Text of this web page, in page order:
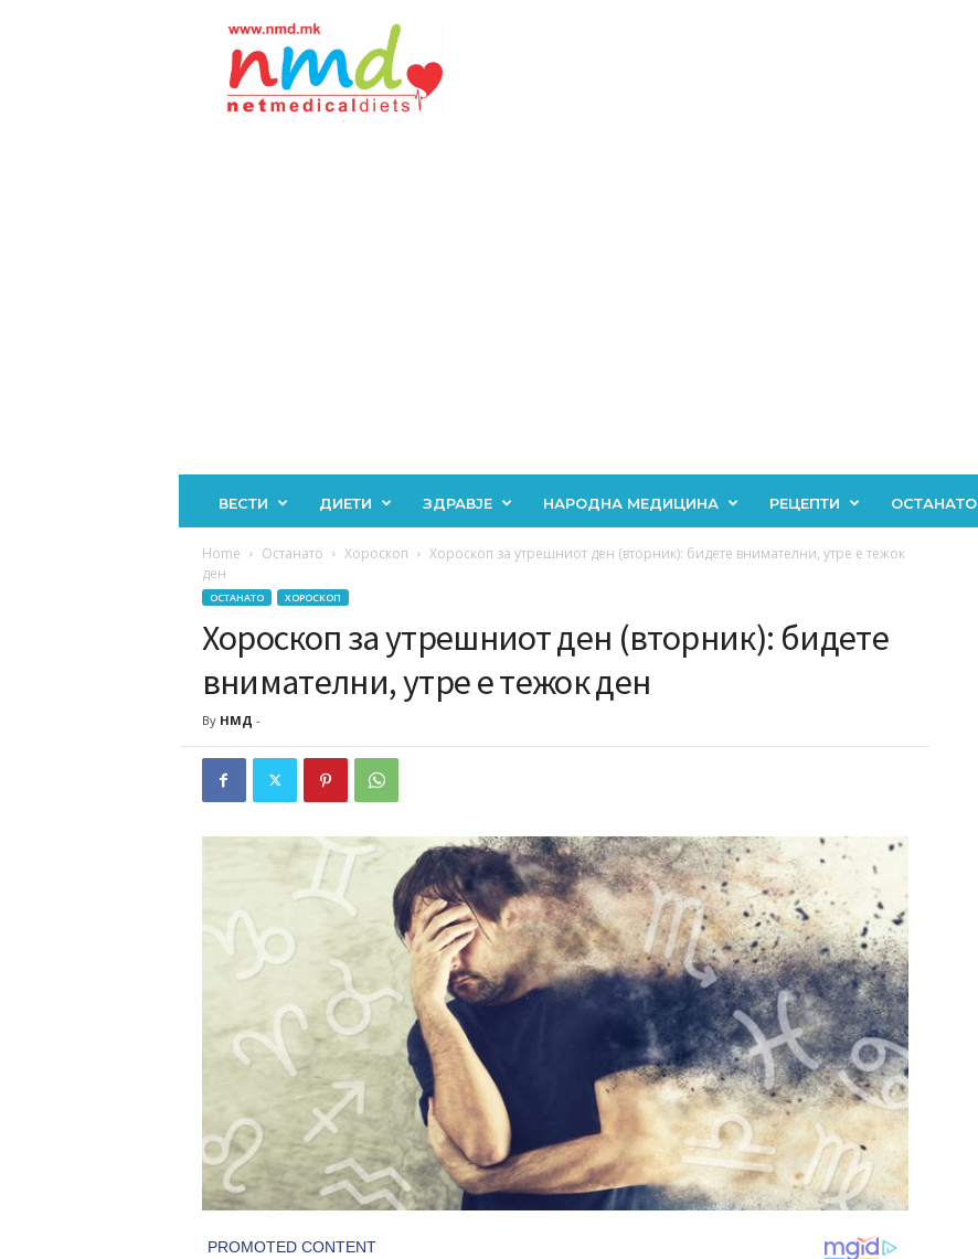
ВЕСТИ ДИЕТИ ЗДРАВЈЕ НАРОДНА МЕДИЦИНА РЕЦЕПТИ ОСТАНАТО
Home Останато Хороскоп
Хороскоп за утрешниот ден (вторник): бидете внимателни, утре е тежок
ден
ОСТАНАТО ХОРОСКОП
Хороскоп за утрешниот ден (вторник): бидете
внимателни, утре е тежок ден
By НМД -